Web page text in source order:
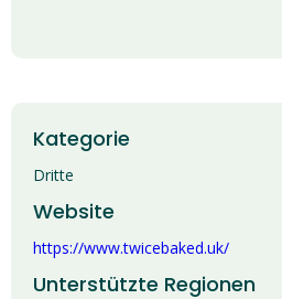
Kategorie
Dritte
Website
https://www.twicebaked.uk/
Unterstützte Regionen